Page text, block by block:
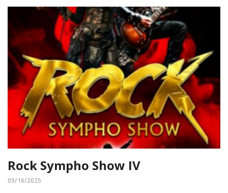
Rock Sympho Show IV
09/16/2025